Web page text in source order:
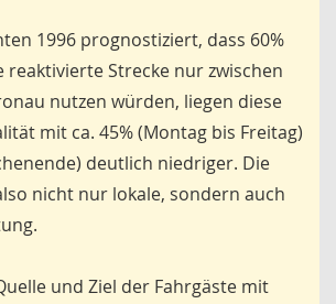
1996 prognostiziert, dass 60%
reaktivierte Strecke nur zwischen
nutzen würden, liegen diese
mit ca. 45% (Montag bis Freitag)
deutlich niedriger. Die
nicht nur lokale, sondern auch
und Ziel der Fahrgäste mit